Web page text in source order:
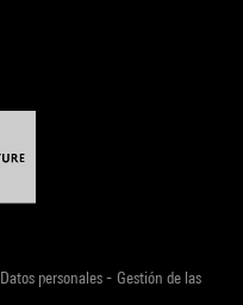
Datos personales- Gestión de las